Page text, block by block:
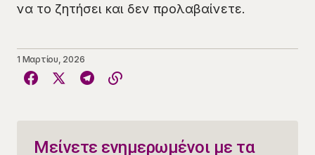
να το ζητήσει και δεν προλαβαίνετε.
1 Μαρτίου, 2026
Μείνετε ενημερωμένοι με τα